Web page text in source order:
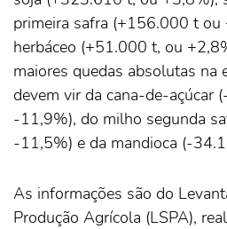
primeira safra (+156.000 t ou
herbáceo (+51.000 t, ou
maiores quedas absolutas na
devem vir da cana-de-açúcar
-11,9%), do milho segunda
-11,5%) e da mandioca (-
As informações são do
Produção Agrícola (LSPA),